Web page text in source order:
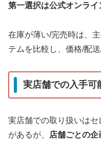
第一選択は公式オンライ
在庫が薄い/完売時は、
テムを比較し、価格/配
実店舗での入手可
実店舗での取り扱いは
があるが、
店舗ごとの企